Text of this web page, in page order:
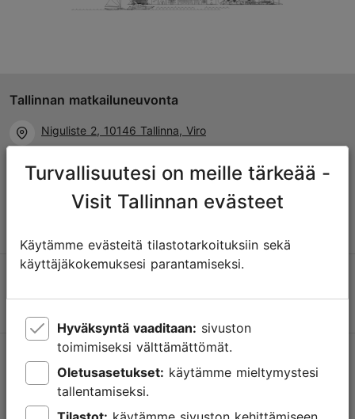
Tallinnan matkailuneuvonta
Niguliste 2, 10146 Tallinna, Viro
+372 645 7777
info@visittallinn.ee
Tallinnassa tapahtuu
Saa tietoa tulevista tapahtumista, uusista nähtävyyksistä,
erikoistarjouksista ja paljosta muusta.
Turvallisuutesi on meille tärkeää -
Visit Tallinnan evästeet
Käytämme evästeitä tilastotarkoituksiin sekä
käyttäjäkokemuksesi parantamiseksi.
Hyväksyntä vaaditaan:
toimimiseksi välttämättömät.
Oletusasetukset:
tallentamiseksi.